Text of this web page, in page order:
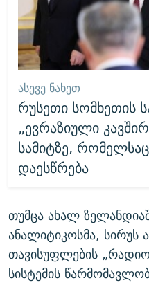
ᲐᲡᲔᲕᲔ ᲜᲐᲮᲔᲗ
რუსეთი სომხეთის
„ევრაზიული
სამიტზე,
დაესწრება
თუმცა ახალ
ანალიტიკოსმა, სირუს
თავისუფლების
სისტემის